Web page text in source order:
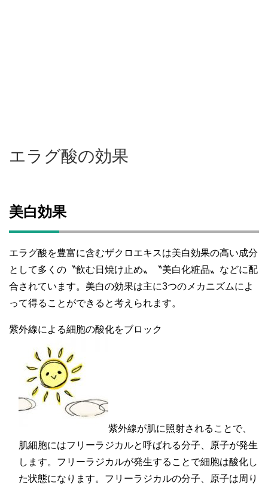
エラグ酸の効果
美白効果
エラグ酸を豊富に含むザクロエキスは美白効果の高い成分
として多くの〝飲む日焼け止め〟〝美白化粧品〟などに配
合されています。美白の効果は主に3つのメカニズムによ
って得ることができると考えられます。
紫外線による細胞の酸化をブロック
紫外線が肌に照射されることで、
肌細胞にはフリーラジカルと呼ばれる分子、原子が発生
します。フリーラジカルが発生することで細胞は酸化し
た状態になります。フリーラジカルの分子、原子は周り